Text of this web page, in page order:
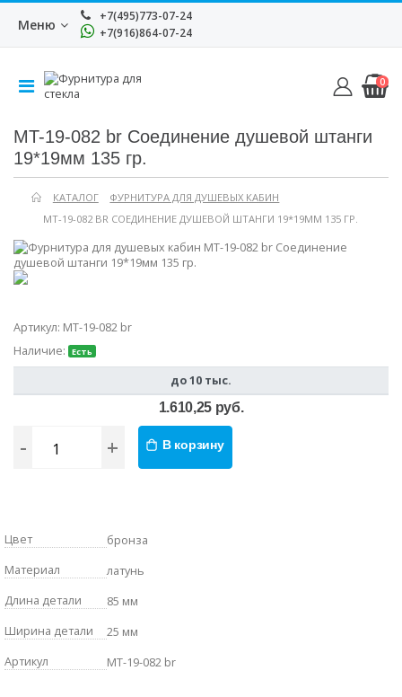
Меню
+7(495)773-07-24
+7(916)864-07-24
0
MT-19-082 br Соединение душевой штанги
19*19мм 135 гр.
КАТАЛОГ
ФУРНИТУРА ДЛЯ ДУШЕВЫХ КАБИН
MT-19-082 BR СОЕДИНЕНИЕ ДУШЕВОЙ ШТАНГИ 19*19ММ 135 ГР.
Артикул: MT-19-082 br
Наличие:
Есть
до 10 тыс.
1.610,25 руб.
- + В корзину
Цвет
бронза
Материал
латунь
Длина детали
85 мм
Ширина детали
25 мм
Артикул
MT-19-082 br